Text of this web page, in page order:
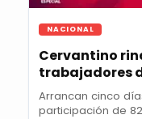
NACIONAL
Cervantino
trabajadores
Arrancan cinco
participación de